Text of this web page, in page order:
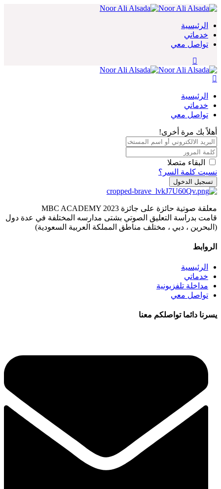
Skip
contentالرئيسية
خدماتي
تواصل معي
الرئيسية
خدماتي
تواصل معي
أهلاً بك مرة أخرى!
البقاء متصلا
نسيت كلمة السر؟
تسجيل الدخول
معلقة صوتية حائزة على جائزة MBC ACADEMY 2023
قامت بدراسة التعليق الصوتي بشتى مدارسه المختلفة في عدة دول
(البحرين ، دبي ، مختلف مناطق المملكة العربية السعودية)
الروابط
الرئيسية
خدماتي
مداخلة تلفزيونية
تواصل معي
يسرنا دائما تواصلكم معنا